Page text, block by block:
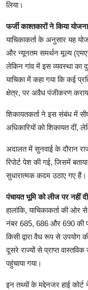
लिया।
फर्जी काश्तकारों ने किया
याचिकाकर्ता के अनुसार यह
और न्यूनतम समर्थन मूल्य
लेकिन गांव में इस व्यवस्था का
याचिका में कहा गया कि कई
क्षेत्र, पर अवैध पंजीकरण
शिकायतकर्ता ने इस संबंध में
अधिकारियों को शिकायत दीं,
अदालत में सुनवाई के दौरान
रिपोर्ट पेश की गई, जिसमें
सुधारात्मक कदम उठाए गए हैं।
पंचायत भूमि को लीज पर नहीं
हालांकि, याचिकाकर्ता की ओर
नंबर 685, 686 और 690 की
किसी द्वारा वैध रूप से
दूसरे राज्यों से प्राप्त
पहुंचाया गया।
इन तथ्यों के मद्देनजर हाई कोर्ट